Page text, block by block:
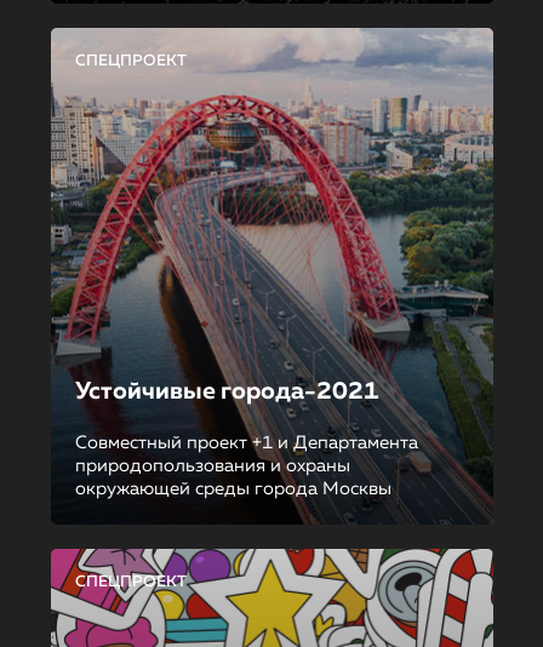
СПЕЦПРОЕКТ
Устойчивые города-2021
Совместный проект +1 и Департамента
природопользования и охраны
окружающей среды города Москвы
СПЕЦПРОЕКТ